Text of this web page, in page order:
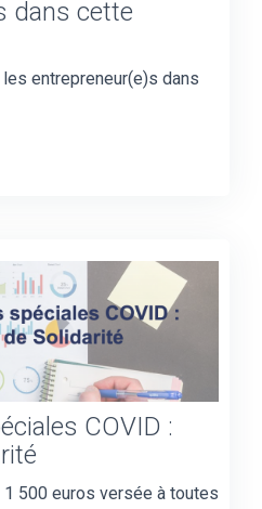
dans cette
entrepreneur(e)s dans
COVID :
500 euros versée à toutes